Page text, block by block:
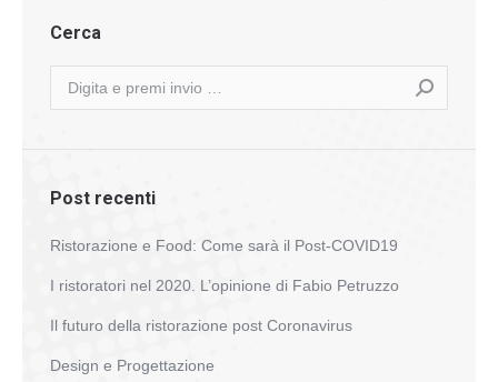
Cerca
Search:
Post recenti
Ristorazione e Food: Come sarà il Post-COVID19
I ristoratori nel 2020. L’opinione di Fabio Petruzzo
Il futuro della ristorazione post Coronavirus
Design e Progettazione